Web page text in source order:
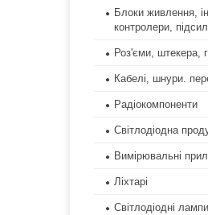
Блоки живлення,
контролери,
Роз'єми, штекера,
Кабелі, шнури.
Радіокомпоненти
Світлодіодна
Вимірювальні
Ліхтарі
Світлодіодні